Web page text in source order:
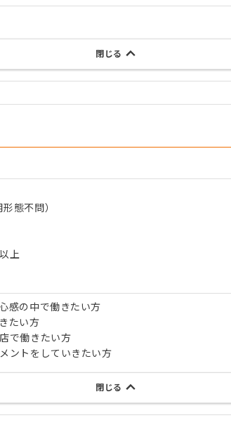
閉じる
態不問）
上
感の中で働きたい方
たい方
で働きたい方
ントをしていきたい方
閉じる